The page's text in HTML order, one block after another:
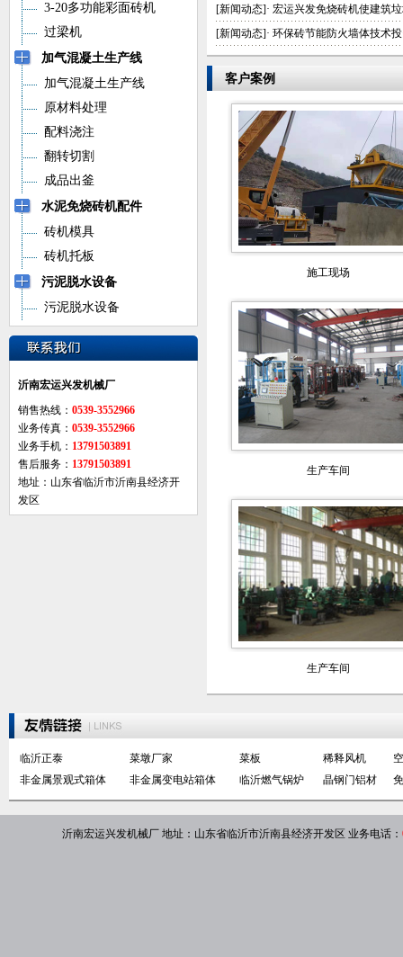
3-20多功能彩面砖机
过梁机
加气混凝土生产线
加气混凝土生产线
原材料处理
配料浇注
翻转切割
成品出釜
水泥免烧砖机配件
砖机模具
砖机托板
污泥脱水设备
污泥脱水设备
沂南宏运兴发机械厂
销售热线： 0539-3552966
业务传真： 0539-3552966
业务手机： 13791503891
售后服务： 13791503891
地址：山东省临沂市沂南县经济开
发区
[新闻动态]· 宏运兴发免烧砖机使建筑
[新闻动态]· 环保砖节能防火墙体技术
客户案例
施工现场
生产车间
生产车间
临沂正泰 菜墩厂家 菜板 稀释风机
非金属景观式箱体
非金属变电站箱体 临沂燃气锅炉 晶钢门铝材
沂南宏运兴发机械厂 地址：山东省临沂市沂南县经济开发区 业务电话：